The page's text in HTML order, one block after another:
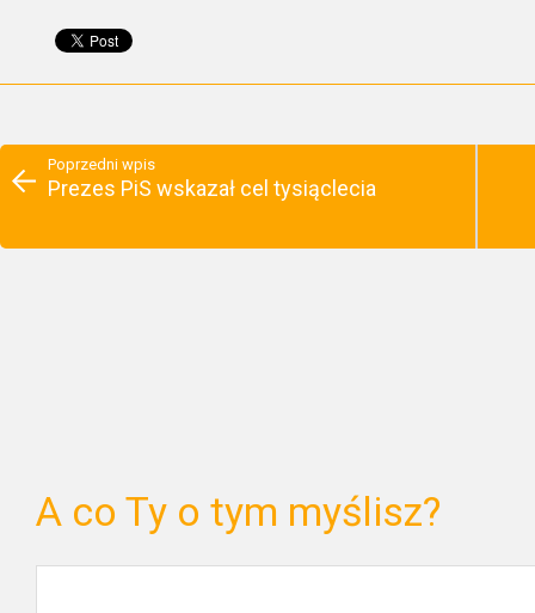
Poprzedni wpis
Prezes PiS wskazał cel tysiąclecia
A co Ty o tym myślisz?